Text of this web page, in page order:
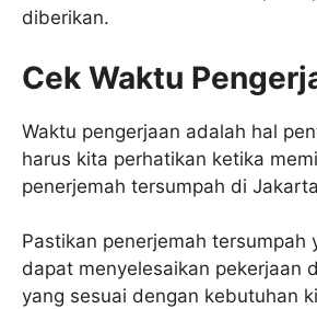
diberikan.
Cek Waktu
Waktu pengerjaan adalah hal
harus kita perhatikan ketika
penerjemah tersumpah di
Pastikan penerjemah tersumpah
dapat menyelesaikan pekerjaan
yang sesuai dengan kebutuhan